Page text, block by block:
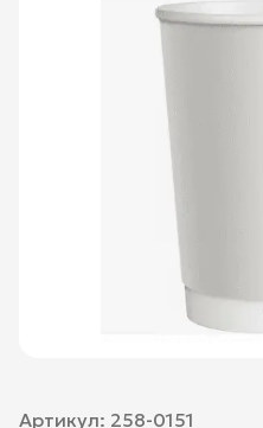
Артикул: 258-0151